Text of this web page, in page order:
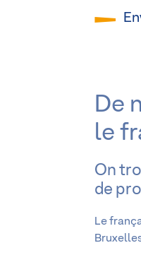
De
le
On
de
Le